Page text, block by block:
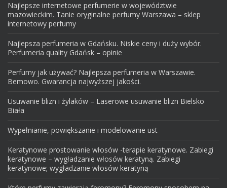
Najlepsze internetowe perfumerie w województwie
mazowieckim. Tanie oryginalne perfumy Warszawa – sklep
internetowy perfumy
Najlepsza perfumeria w Gdańsku. Niskie ceny i duży wybór.
Perfumeria quality Gdańsk – opinie
Perfumy jak używać? Najlepsza perfumeria w Warszawie.
Bemowo. Gwarancja najwyższej jakości.
Usuwanie blizn i żylaków – Laserowe usuwanie blizn Bielsko
Biała
Wypełnianie, powiększanie i modelowanie ust
Keratynowe prostowanie włosów -terapie keratynowe. Zabiegi
keratynowe – wygładzanie włosów keratyną. Zabiegi
keratynowe; wygładzanie włosów keratyną